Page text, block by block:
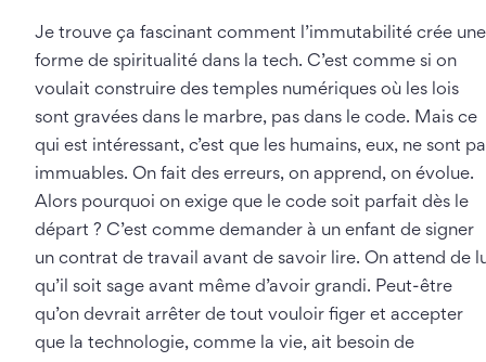
Je trouve ça fascinant comment l’immutabilité crée une
forme de spiritualité dans la tech. C’est comme si on
voulait construire des temples numériques où les lois
sont gravées dans le marbre, pas dans le code. Mais ce
qui est intéressant, c’est que les humains, eux, ne sont
immuables. On fait des erreurs, on apprend, on évolue.
Alors pourquoi on exige que le code soit parfait dès le
départ ? C’est comme demander à un enfant de signer
un contrat de travail avant de savoir lire. On attend de
qu’il soit sage avant même d’avoir grandi. Peut-être
qu’on devrait arrêter de tout vouloir figer et accepter
que la technologie, comme la vie, ait besoin de